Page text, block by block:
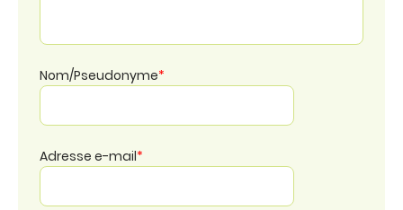
Nom/Pseudonyme*
Adresse e-mail*